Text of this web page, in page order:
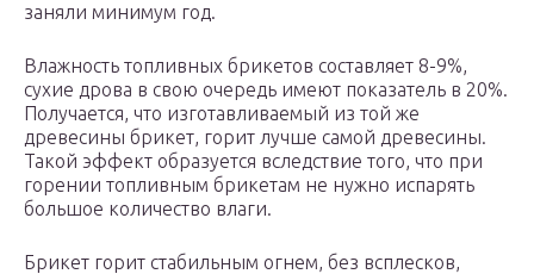
заняли минимум год.
Влажность топливных брикетов составляет 8-9%,
сухие дрова в свою очередь имеют показатель в 20%.
Получается, что изготавливаемый из той же
древесины брикет, горит лучше самой древесины.
Такой эффект образуется вследствие того, что при
горении топливным брикетам не нужно испарять
большое количество влаги.
Брикет горит стабильным огнем, без всплесков,